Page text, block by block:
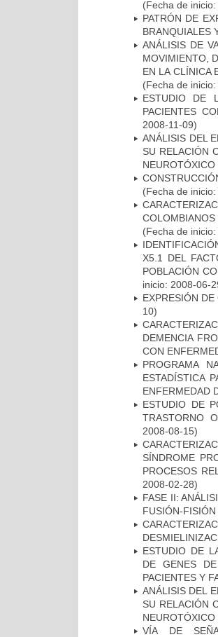
(Fecha de
PATRÓN DE
BRANQUIALES
ANÁLISIS DE
MOVIMIENTO,
EN LA CLÍNICA
(Fecha de
ESTUDIO DE
PACIENTES
2008-11-09)
ANÁLISIS DEL
SU RELACIÓN
NEUROTÓXICO
(Fecha de
(Fecha de
X5.1 DEL
POBLACIÓN
inicio: 2008-06-
EXPRESIÓN
10)
DEMENCIA
CON
PROGRAMA
ESTADÍSTICA
ENFERMEDAD
ESTUDIO DE
TRASTORNO
2008-08-15)
SÍNDROME
PROCESOS
2008-02-28)
FASE II:
FUSIÓN-
ESTUDIO DE
DE GENES
PACIENTES Y
ANÁLISIS DEL
SU RELACIÓN
NEUROTÓXICO
VÍA DE